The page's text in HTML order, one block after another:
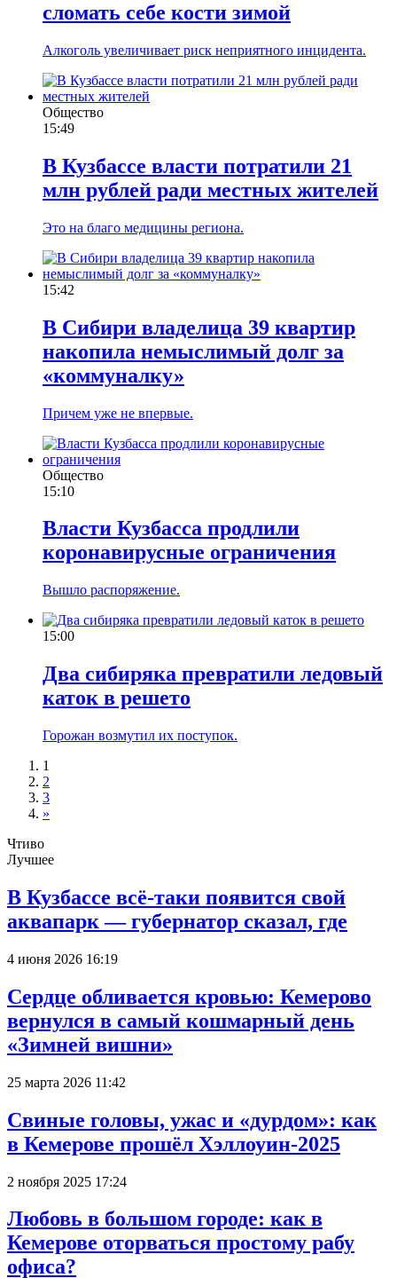
сломать себе кости зимой
Алкоголь увеличивает риск неприятного инцидента.
Общество
15:49
В Кузбассе власти потратили 21
млн рублей ради местных жителей
Это на благо медицины региона.
15:42
В Сибири владелица 39 квартир
накопила немыслимый долг за
«коммуналку»
Причем уже не впервые.
Общество
15:10
Власти Кузбасса продлили
коронавирусные ограничения
Вышло распоряжение.
15:00
Два сибиряка превратили ледовый
каток в решето
Горожан возмутил их поступок.
1
2
3
»
Чтиво
Лучшее
В Кузбассе всё-таки появится свой
аквапарк — губернатор сказал, где
4 июня 2026 16:19
Сердце обливается кровью: Кемерово
вернулся в самый кошмарный день
«Зимней вишни»
25 марта 2026 11:42
Свиные головы, ужас и «дурдом»: как
в Кемерове прошёл Хэллоуин-2025
2 ноября 2025 17:24
Любовь в большом городе: как в
Кемерове оторваться простому рабу
офиса?